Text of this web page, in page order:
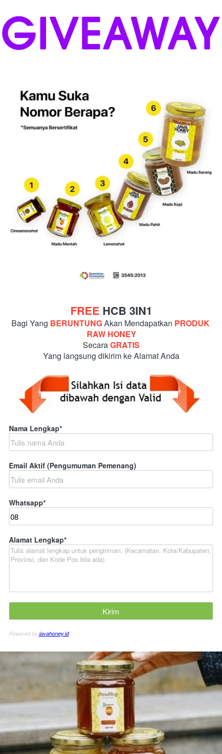
FREE HCB 3IN1
Bagi Yang BERUNTUNGAkan Mendapatkan PRODUK
RAW HONEY
SecaraGRATIS
Yang langsung dikirim ke Alamat Anda
Nama Lengkap*
Email Aktif (Pengumuman Pemenang)
Whatsapp*
Alamat Lengkap*
Powered by javahoney.id.